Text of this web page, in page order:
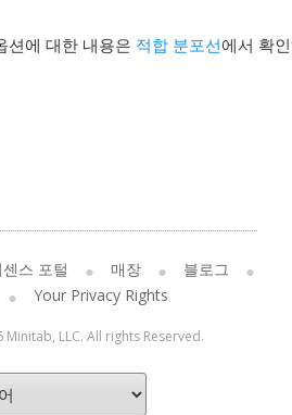
션에 대한 내용은 적합 분포선에서 확
스 포털 매장
블로그
Your Privacy Rights
LLC. All rights Reserved.